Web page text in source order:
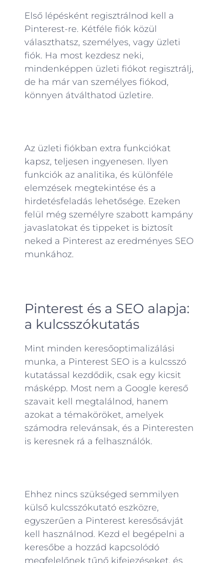
Első lépésként regisztrálnod kell a
Pinterest-re. Kétféle fiók közül
választhatsz, személyes, vagy üzleti
fiók. Ha most kezdesz neki,
mindenképpen üzleti fiókot regisztrálj,
de ha már van személyes fiókod,
könnyen átválthatod üzletire.
Az üzleti fiókban extra funkciókat
kapsz, teljesen ingyenesen. Ilyen
funkciók az analitika, és különféle
elemzések megtekintése és a
hirdetésfeladás lehetősége. Ezeken
felül még személyre szabott kampány
javaslatokat és tippeket is biztosít
neked a Pinterest az eredményes SEO
munkához.
Pinterest és a SEO alapja:
a kulcsszókutatás
Mint minden keresőoptimalizálási
munka, a Pinterest SEO is a kulcsszó
kutatással kezdődik, csak egy kicsit
másképp. Most nem a Google kereső
szavait kell megtalálnod, hanem
azokat a témaköröket, amelyek
számodra relevánsak, és a Pinteresten
is keresnek rá a felhasználók.
Ehhez nincs szükséged semmilyen
külső kulcsszókutató eszközre,
egyszerűen a Pinterest keresősávját
kell használnod. Kezd el begépelni a
keresőbe a hozzád kapcsolódó
megfelelőnek tűnő kifejezéseket, és